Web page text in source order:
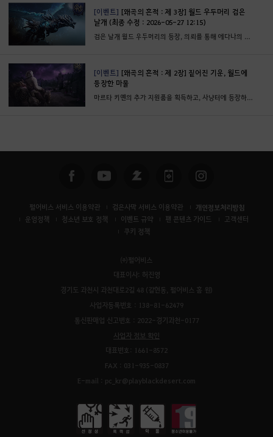
[이벤트] [왜곡의 흔적 : 제 3장] 월드 우두머리 검은
날개 (최종 수정 : 2026-05-27 12:15)
검은 날개 월드 우두머리의 등장, 의뢰를 통해 에다나의 조각도 획득할 수 있습니다.
[이벤트] [왜곡의 흔적 : 제 2장] 짙어진 기운, 월드에
등장한 마물
펄어비스 서비스 이용약관 검은사막 서비스 이용약관 개인정보처리방침
운영정책 청소년 보호 정책 이벤트 규약 팬 콘텐츠 가이드
고객센터
쿠키 정책
㈜펄어비스
대표이사: 허진영
경기도 과천시 과천대로2길 48 (갈현동, 펄어비스 홈 원)
사업자등록번호 : 138-81-62479
통신판매업 신고번호 : 2022-경기과천-0177
사업자 정보 확인
대표번호: 1661-8572
FAX : 031-935-0837
E-mail : pc_kr@playblackdesert.com